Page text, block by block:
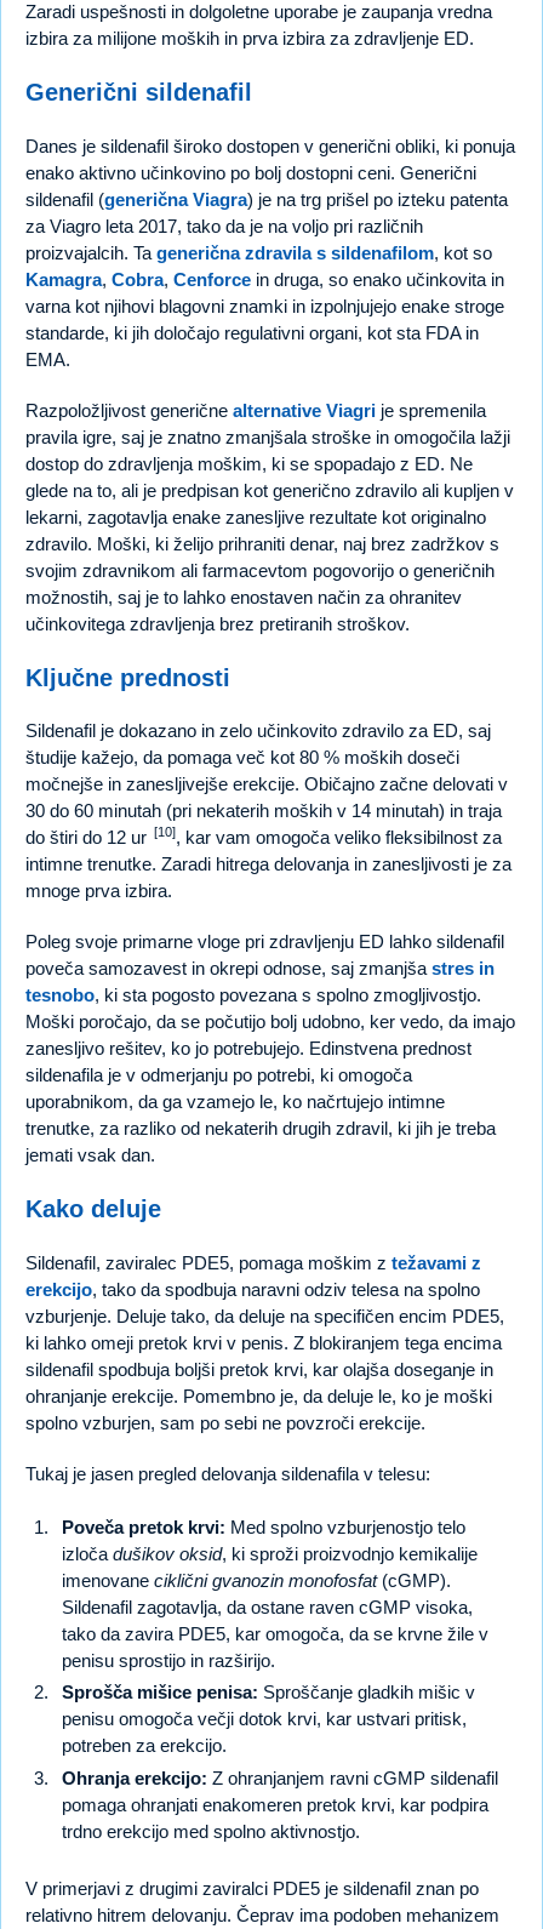
Zaradi uspešnosti in dolgoletne uporabe je zaupanja vredna
izbira za milijone moških in prva izbira za zdravljenje ED.
Generični sildenafil
Danes je sildenafil široko dostopen v generični obliki, ki ponuja
enako aktivno učinkovino po bolj dostopni ceni. Generični
sildenafil (generična Viagra) je na trg prišel po izteku patenta
za Viagro leta 2017, tako da je na voljo pri različnih
proizvajalcih. Ta generična zdravila s sildenafilom, kot so
Kamagra, Cobra, Cenforce in druga, so enako učinkovita in
varna kot njihovi blagovni znamki in izpolnjujejo enake stroge
standarde, ki jih določajo regulativni organi, kot sta FDA in
EMA.
Razpoložljivost generične alternative Viagri je spremenila
pravila igre, saj je znatno zmanjšala stroške in omogočila lažji
dostop do zdravljenja moškim, ki se spopadajo z ED. Ne
glede na to, ali je predpisan kot generično zdravilo ali kupljen v
lekarni, zagotavlja enake zanesljive rezultate kot originalno
zdravilo. Moški, ki želijo prihraniti denar, naj brez zadržkov s
svojim zdravnikom ali farmacevtom pogovorijo o generičnih
možnostih, saj je to lahko enostaven način za ohranitev
učinkovitega zdravljenja brez pretiranih stroškov.
Ključne prednosti
Sildenafil je dokazano in zelo učinkovito zdravilo za ED, saj
študije kažejo, da pomaga več kot 80 % moških doseči
močnejše in zanesljivejše erekcije. Običajno začne delovati v
30 do 60 minutah (pri nekaterih moških v 14 minutah) in traja
do štiri do 12 ur [10], kar vam omogoča veliko fleksibilnost za
intimne trenutke. Zaradi hitrega delovanja in zanesljivosti je za
mnoge prva izbira.
Poleg svoje primarne vloge pri zdravljenju ED lahko sildenafil
poveča samozavest in okrepi odnose, saj zmanjša stres in
tesnobo, ki sta pogosto povezana s spolno zmogljivostjo.
Moški poročajo, da se počutijo bolj udobno, ker vedo, da imajo
zanesljivo rešitev, ko jo potrebujejo. Edinstvena prednost
sildenafila je v odmerjanju po potrebi, ki omogoča
uporabnikom, da ga vzamejo le, ko načrtujejo intimne
trenutke, za razliko od nekaterih drugih zdravil, ki jih je treba
jemati vsak dan.
Kako deluje
Sildenafil, zaviralec PDE5, pomaga moškim z težavami z
erekcijo, tako da spodbuja naravni odziv telesa na spolno
vzburjenje. Deluje tako, da deluje na specifičen encim PDE5,
ki lahko omeji pretok krvi v penis. Z blokiranjem tega encima
sildenafil spodbuja boljši pretok krvi, kar olajša doseganje in
ohranjanje erekcije. Pomembno je, da deluje le, ko je moški
spolno vzburjen, sam po sebi ne povzroči erekcije.
Tukaj je jasen pregled delovanja sildenafila v telesu:
Poveča pretok krvi: Med spolno vzburjenostjo telo
izloča dušikov oksid, ki sproži proizvodnjo kemikalije
imenovane ciklični gvanozin monofosfat(cGMP).
Sildenafil zagotavlja, da ostane raven cGMP visoka,
tako da zavira PDE5, kar omogoča, da se krvne žile v
penisu sprostijo in razširijo.
Sprošča mišice penisa: Sproščanje gladkih mišic v
penisu omogoča večji dotok krvi, kar ustvari pritisk,
potreben za erekcijo.
Ohranja erekcijo: Z ohranjanjem ravni cGMP sildenafil
pomaga ohranjati enakomeren pretok krvi, kar podpira
trdno erekcijo med spolno aktivnostjo.
V primerjavi z drugimi zaviralci PDE5 je sildenafil znan po
relativno hitrem delovanju. Čeprav ima podoben mehanizem